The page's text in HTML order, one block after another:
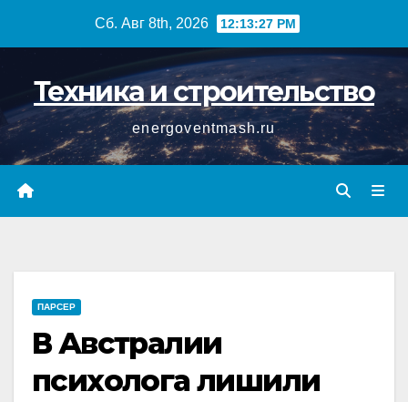
Сб. Авг 8th, 2026 12:13:28 PM
Техника и строительство
energoventmash.ru
ПАРСЕР
В Австралии
психолога лишили